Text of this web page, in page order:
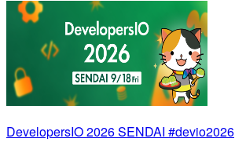
DevelopersIO 2026 SENDAI #devio2026